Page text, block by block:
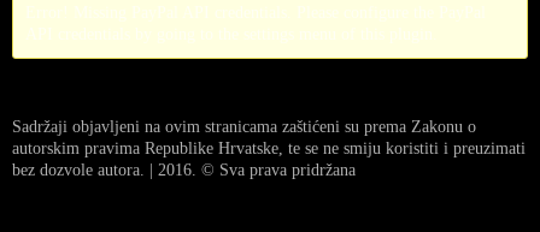
Sadržaji objavljeni na ovim stranicama zaštićeni su prema Zakonu o
autorskim pravima Republike Hrvatske, te se ne smiju koristiti i preuzimati
bez dozvole autora. | 2016. © Sva prava pridržana